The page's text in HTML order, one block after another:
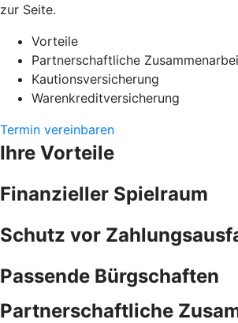
zur Seite.
Vorteile
Partnerschaftliche
Kautionsversicherung
Warenkreditversicherung
Termin vereinbaren
Ihre Vorteile
Finanzieller Spielraum
Schutz vor
Passende Bürgschaften
Partnerschaftliche